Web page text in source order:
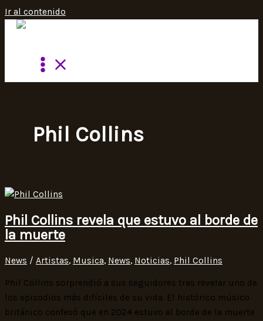
Ir al contenido
Phil Collins
Phil Collins revela que estuvo al borde de
la muerte
News / Artistas, Musica, News, Noticias, Phil Collins
Phil Collins sorprendió a sus seguidores tras revelar uno de
los episodios más difíciles de su vida. El histórico músico
británico confesó que en 2024 estuvo al borde de la muerte